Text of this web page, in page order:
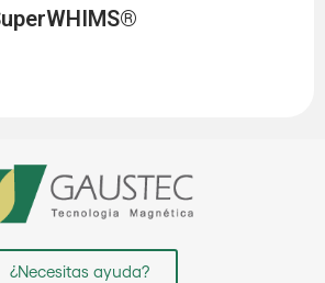
¿Necesitas ayuda?